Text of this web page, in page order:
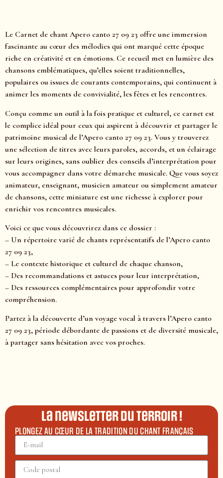
Le Carnet de chant Apero canto 27 09 23 offre une immersion
fascinante au cœur des mélodies qui ont marqué cette époque
riche en créativité et en émotions. Ce recueil met en lumière des
chansons emblématiques, qu’elles soient traditionnelles,
populaires ou issues de courants contemporains, qui continuent à
animer les moments de convivialité, les fêtes et les rencontres.
Conçu comme un outil à la fois pratique et culturel, ce carnet est
le complice idéal pour ceux qui aspirent à découvrir et partager le
patrimoine musical de l’Apero canto 27 09 23. Vous y trouverez
une sélection de titres avec leurs paroles, accords, et un éclairage
sur leurs origines, sans oublier des conseils d’interprétation pour
vous accompagner dans votre démarche musicale. Que vous soyez
animateur, enseignant, musicien amateur ou simplement amateur
de chansons, cette miniature est une richesse à explorer pour
enrichir vos rencontres musicales.
Voici ce que vous découvrirez dans ce dossier :
– Un répertoire varié de chants représentatifs de l’Apero canto
27 09 23,
– Le contexte historique et culturel de chaque chanson,
– Des recommandations et astuces pour leur interprétation,
– Des ressources complémentaires pour approfondir votre
compréhension.
Partez à la découverte d’un voyage vocal à travers l’Apero canto
27 09 23, période débordante de passions et de diversité musicale,
à partager sans hésitation avec vos proches.
La newsletter du terroir !
PLONGEZ AU CŒUR DE LA TRADITION DU CHANT FRANÇAIS